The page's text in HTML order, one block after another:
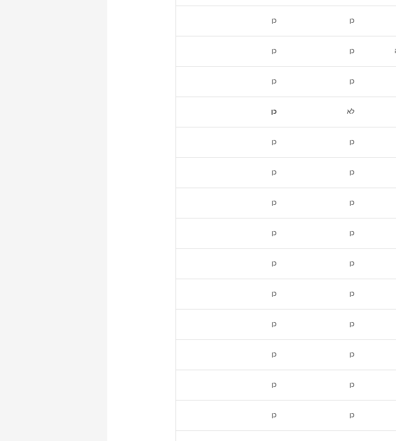
כן כן
כן כן
כן כן
לא כן
כן כן
כן כן
כן כן
כן כן
כן כן
כן כן
כן כן
כן כן
כן כן
כן כן